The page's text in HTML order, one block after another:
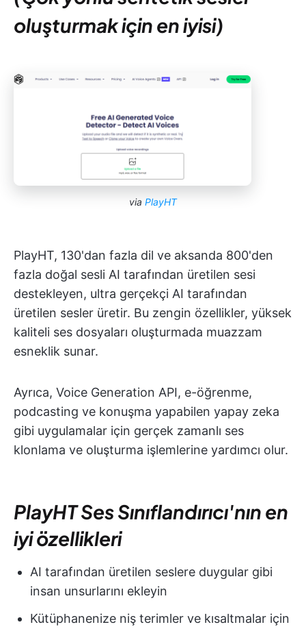
oluşturmak için en iyisi)
via PlayHT
PlayHT, 130'dan fazla dil ve aksanda 800'den
fazla doğal sesli AI tarafından üretilen sesi
destekleyen, ultra gerçekçi AI tarafından
üretilen sesler üretir. Bu zengin özellikler, yüksek
kaliteli ses dosyaları oluşturmada muazzam
esneklik sunar.
Ayrıca, Voice Generation API, e-öğrenme,
podcasting ve konuşma yapabilen yapay zeka
gibi uygulamalar için gerçek zamanlı ses
klonlama ve oluşturma işlemlerine yardımcı olur.
PlayHT Ses Sınıflandırıcı'nın en
iyi özellikleri
AI tarafından üretilen seslere duygular gibi
insan unsurlarını ekleyin
Kütüphanenize niş terimler ve kısaltmalar için